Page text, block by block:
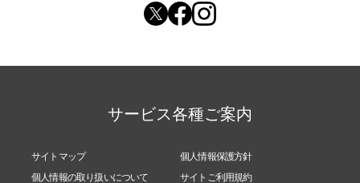
サービス各種ご案内
サイトマップ
個人情報保護方針
個人情報の取り扱いについて
サイトご利用規約